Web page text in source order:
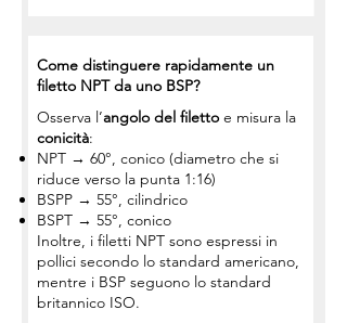
Come distinguere rapidamente un
filetto NPT da uno BSP?
Osserva l’angolo del filetto e misura la
conicità:
NPT → 60°, conico (diametro che si
riduce verso la punta 1:16)
BSPP → 55°, cilindrico
BSPT → 55°, conico
Inoltre, i filetti NPT sono espressi in
pollici secondo lo standard americano,
mentre i BSP seguono lo standard
britannico ISO.